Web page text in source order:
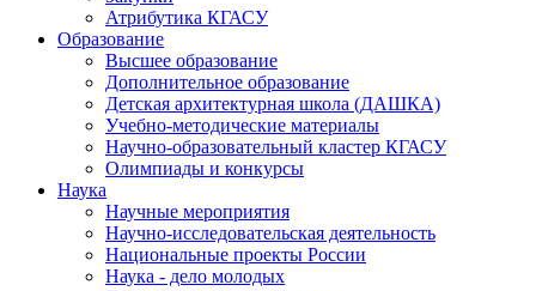
Атрибутика КГАСУ
Образование
Высшее образование
Дополнительное образование
Детская архитектурная школа (ДАШКА)
Учебно-методические материалы
Научно-образовательный кластер КГАСУ
Олимпиады и конкурсы
Наука
Научные мероприятия
Научно-исследовательская деятельность
Национальные проекты России
Наука - дело молодых